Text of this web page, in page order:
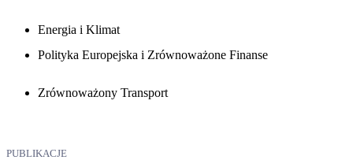
Energia i Klimat
Polityka Europejska i Zrównoważone Finanse
Zrównoważony Transport
PUBLIKACJE